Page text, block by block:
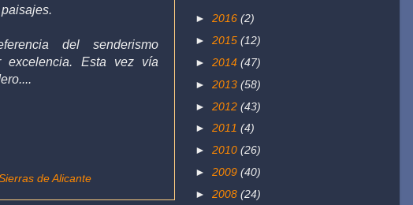
del senderismo
excelencia. Esta vez vía
de Alicante
► 2016 (2)
► 2015 (12)
► 2014 (47)
► 2013 (58)
► 2012 (43)
► 2011 (4)
► 2010 (26)
► 2009 (40)
► 2008 (24)